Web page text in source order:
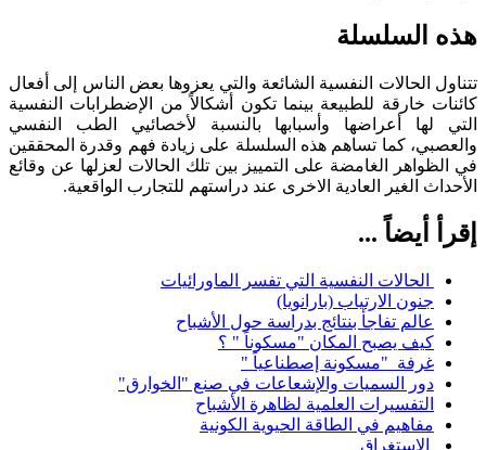
هذه السلسلة
تتناول الحالات النفسية الشائعة والتي يعزوها بعض الناس إلى أفعال
كائنات خارقة للطبيعة بينما تكون أشكالاً من الإضطرابات النفسية
التي لها أعراضها وأسبابها بالنسبة لأخصائيي الطب النفسي
والعصبي، كما تساهم هذه السلسلة على زيادة فهم وقدرة المحققين
في الظواهر الغامضة على التمييز بين تلك الحالات لعزلها عن وقائع
الأحداث الغير العادية الاخرى عند دراستهم للتجارب الواقعية.
إقرأ أيضاً ...
الحالات النفسية التي تفسر الماورائيات
جنون الارتياب (بارانويا)
عالم تفاجأ بنتائج بدراسة حول الأشباح
كيف يصبح المكان "مسكوناً " ؟
غرفة "مسكونة إصطناعياً "
دور السميات والإشعاعات في صنع "الخوارق"
التفسيرات العلمية لظاهرة الأشباح
مفاهيم في الطاقة الحيوية الكونية
الإستغراق